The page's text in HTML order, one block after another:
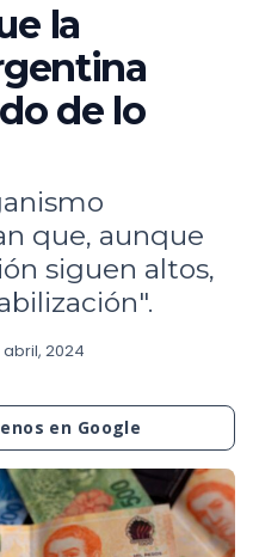
la
de lo
que, aunque
siguen altos,
abril, 2024
en Google